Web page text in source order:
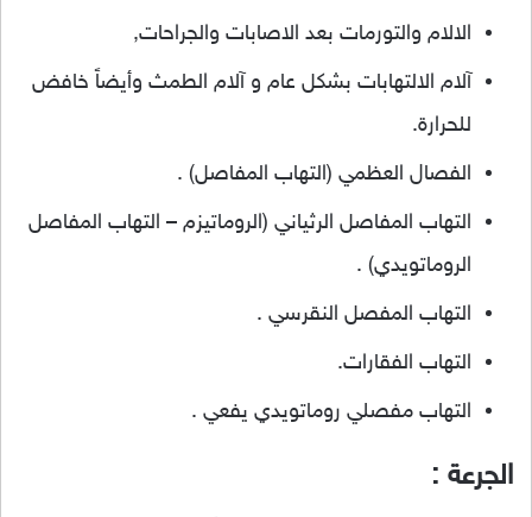
الالام والتورمات بعد الاصابات والجراحات,
آلام الالتهابات بشكل عام و آلام الطمث وأيضاً خافض
للحرارة.
الفصال العظمي (التهاب المفاصل) .
التهاب المفاصل الرثياني (الروماتيزم – التهاب المفاصل
الروماتويدي) .
التهاب المفصل النقرسي .
التهاب الفقارات.
التهاب مفصلي روماتويدي يفعي .
الجرعة :